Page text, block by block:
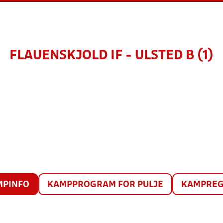
FLAUENSKJOLD IF - ULSTED B (1)
KAMPPROGRAM FOR PULJE